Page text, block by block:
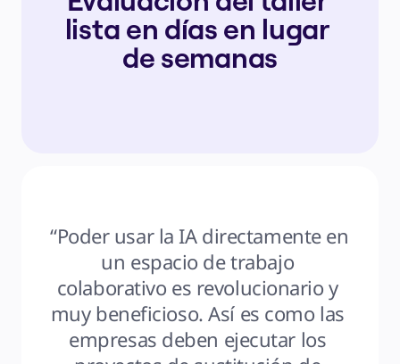
lista en días en lugar
de semanas
“Poder usar la IA directamente en
un espacio de trabajo
colaborativo es revolucionario y
muy beneficioso. Así es como las
empresas deben ejecutar los